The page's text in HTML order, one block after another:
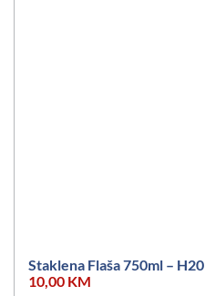
Staklena Flaša 750ml – H20
10,00 KM